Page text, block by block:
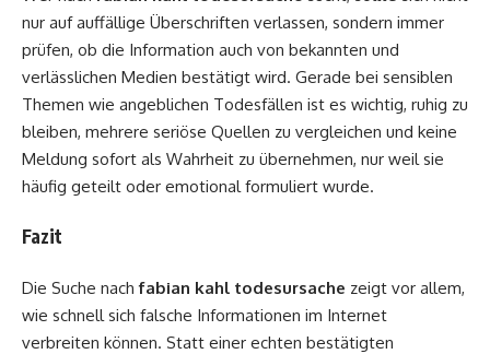
nur auf auffällige Überschriften verlassen, sondern immer
prüfen, ob die Information auch von bekannten und
verlässlichen Medien bestätigt wird. Gerade bei sensiblen
Themen wie angeblichen Todesfällen ist es wichtig, ruhig zu
bleiben, mehrere seriöse Quellen zu vergleichen und keine
Meldung sofort als Wahrheit zu übernehmen, nur weil sie
häufig geteilt oder emotional formuliert wurde.
Fazit
Die Suche nachfabian kahl todesursache zeigt vor allem,
wie schnell sich falsche Informationen im Internet
verbreiten können. Statt einer echten bestätigten